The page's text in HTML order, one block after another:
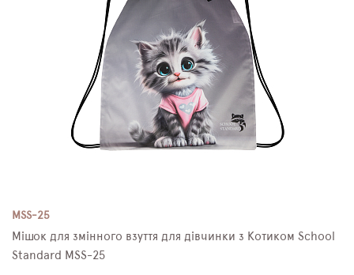
MSS-25
Мішок для змінного взуття для дівчинки з Котиком School
Standard MSS-25